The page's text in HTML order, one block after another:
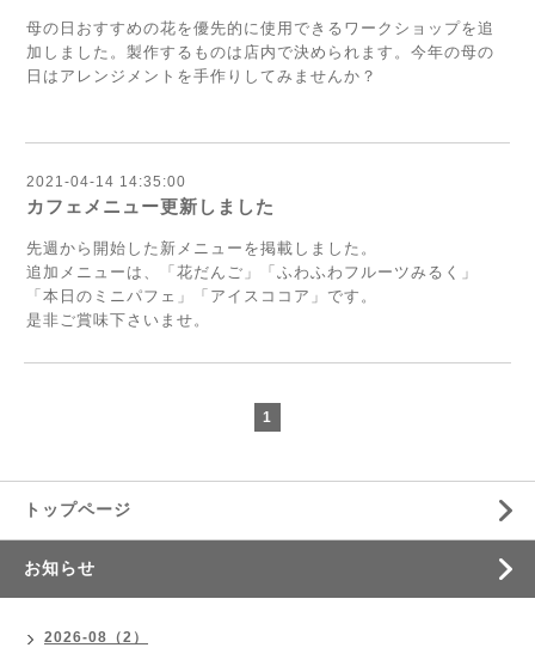
母の日おすすめの花を優先的に使用できるワークショップを追
加しました。製作するものは店内で決められます。今年の母の
日はアレンジメントを手作りしてみませんか？
2021-04-14 14:35:00
カフェメニュー更新しました
先週から開始した新メニューを掲載しました。
追加メニューは、「花だんご」「ふわふわフルーツみるく」
「本日のミニパフェ」「アイスココア」です。
是非ご賞味下さいませ。
1
トップページ
お知らせ
2026-08（2）